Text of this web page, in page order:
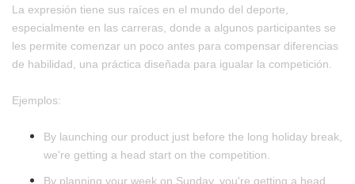
La expresión tiene sus raíces en el mundo del deporte,
especialmente en las carreras, donde a algunos participantes se
les permite comenzar un poco antes para compensar diferencias
de habilidad, una práctica diseñada para igualar la competición.
Ejemplos:
By launching our product just before the long holiday break,
we're getting a head start on the competition.
By planning your week on Sunday, you're getting a head